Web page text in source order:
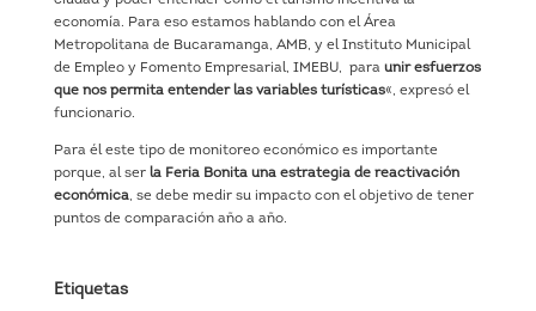
economía. Para eso estamos hablando con el Área
Metropolitana de Bucaramanga, AMB, y el Instituto Municipal
de Empleo y Fomento Empresarial, IMEBU, para unir esfuerzos
que nos permita entender las variables turísticas«, expresó el
funcionario.
Para él este tipo de monitoreo económico es importante
porque, al ser la Feria Bonita una estrategia de reactivación
económica, se debe medir su impacto con el objetivo de tener
puntos de comparación año a año.
Etiquetas